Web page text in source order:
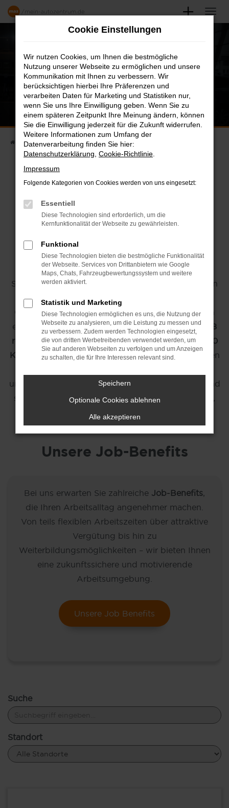
Zum
Hauptinhalt
Startseite Karriere Stellenangebote
STELLENANGEBOTE
Finden Sie Ihren neuen Job
bei maz/mein-
autozentrum.de
Sie suchen eine neue berufliche Herausforderung in
der Automobilbranche? Die
Gruppebietet Ihnen vielseitige Karrierechancen in
einem der führenden Autohäuser der Region. Mit
8
renommierten Marken, 14 Standorten und rund 620
Kolleginnen und Kollegensind wir einer der größten
und Umgebung. Werden Sie Teil des
und
starten Sie Ihre Karriere bei uns – ob als Fachkraft,
Quereinsteiger oder Auszubildender.
Unsere Job-Benefits
Bei uns erwarten Sie zahlreiche Job-Benefits,
die Ihren Arbeitsalltag angenehmer machen.
Von teils flexiblen Arbeitszeiten über attraktive
Vergütung bis hin zu
Weiterbildungsmöglichkeiten – wir bieten Ihnen
eine zukunftssichere und motivierende
Arbeitsumgebung.
Unsere Job Benefits
Suche
Standort
Cookie Einstellungen
Wir nutzen Cookies, um Ihnen die bestmögliche
Nutzung unserer Webseite zu ermöglichen und unsere
Kommunikation mit Ihnen zu verbessern. Wir
berücksichtigen hierbei Ihre Präferenzen und
verarbeiten Daten für Marketing und Statistiken nur,
wenn Sie uns Ihre Einwilligung geben. Wenn Sie zu
einem späteren Zeitpunkt Ihre Meinung ändern, können
Sie die Einwilligung jederzeit für die Zukunft widerrufen.
Weitere Informationen zum Umfang der
Datenverarbeitung finden Sie hier:
Datenschutzerklärung Cookie-Richtlinie
Impressum
Folgende Kategorien von Cookies werden von uns eingesetzt:
Essentiell
Diese Technologien sind erforderlich, um die
Kernfunktionalität der Webseite zu gewährleisten.
Funktional
Diese Technologien bieten die bestmögliche Funktionalität
der Webseite. Services von Drittanbietern wie Google
Maps, Chats, Fahrzeugbewertungssystem und weitere
werden aktiviert.
Statistik und Marketing
Diese Technologien ermöglichen es uns, die Nutzung der
Webseite zu analysieren, um die Leistung zu messen und
zu verbessern. Zudem werden Technologien eingesetzt,
die von dritten Werbetreibenden verwendet werden, um
Sie auf anderen Webseiten zu verfolgen und um Anzeigen
zu schalten, die für Ihre Interessen relevant sind.
Speichern
Optionale Cookies ablehnen
Alle akzeptieren